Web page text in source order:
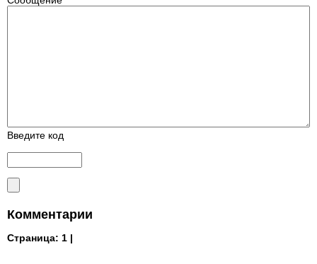
Введите код
Комментарии
Страница: 1 |